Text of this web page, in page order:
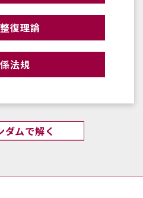
復理論
法規
ダムで解く